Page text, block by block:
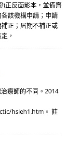
)正反面影本，並備齊
該機構申請；申請
正；屆期不補正或
，
療師的不同。2014
hsieh1.htm。 註